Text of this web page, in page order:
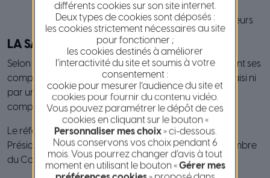
des élus par la collectivité
la participation à des organismes extérieurs
LA SAISINE
Selon les textes législatifs et règlementaires qui régissent ses
compétences, le référent déontologue ne peut être saisi ni
par un citoyen, ni par un élu qui voudrait contester le
comportement d’un autre élu de sa collectivité.
Le référent déontologue ne peut être saisi que par le
Président du conseil métropolitain ou par tout élu membre
du Conseil métropolitain.
différents cookies sur son site internet.
Deux types de cookies sont déposés :
les cookies strictement nécessaires au site
pour fonctionner ;
les cookies destinés à améliorer
l’interactivité du site et soumis à votre
consentement :
cookie pour mesurer l’audience du site et
cookies pour fournir du contenu vidéo.
Vous pouvez paramétrer le dépôt de ces
cookies en cliquant sur le bouton «
Personnaliser mes choix» ci-dessous.
Nous conservons vos choix pendant 6
mois. Vous pourrez changer d’avis à tout
moment en utilisant le bouton «Gérer mes